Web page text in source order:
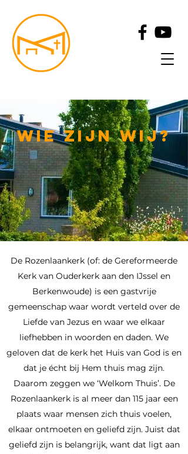
wie zijn wij?
De Rozenlaankerk (of: de Gereformeerde
Kerk van Ouderkerk aan den IJssel en
Berkenwoude) is een gastvrije
gemeenschap waar wordt verteld over de
Liefde van Jezus en waar we elkaar
liefhebben in woorden en daden. We
geloven dat de kerk het Huis van God is en
dat je écht bij Hem thuis mag zijn.
Daarom zeggen we ‘Welkom Thuis’. De
Rozenlaankerk is al meer dan 115 jaar een
plaats waar mensen zich thuis voelen,
elkaar ontmoeten en geliefd zijn. Juist dat
geliefd zijn is belangrijk, want dat ligt aan